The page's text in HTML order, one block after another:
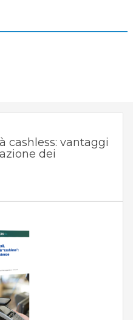
cashless: vantaggi
dei